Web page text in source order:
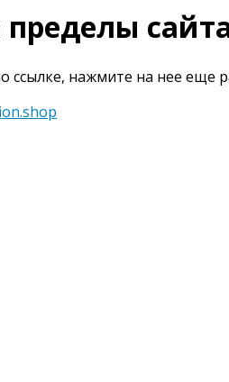
пределы
ссылке, нажмите на нее еще